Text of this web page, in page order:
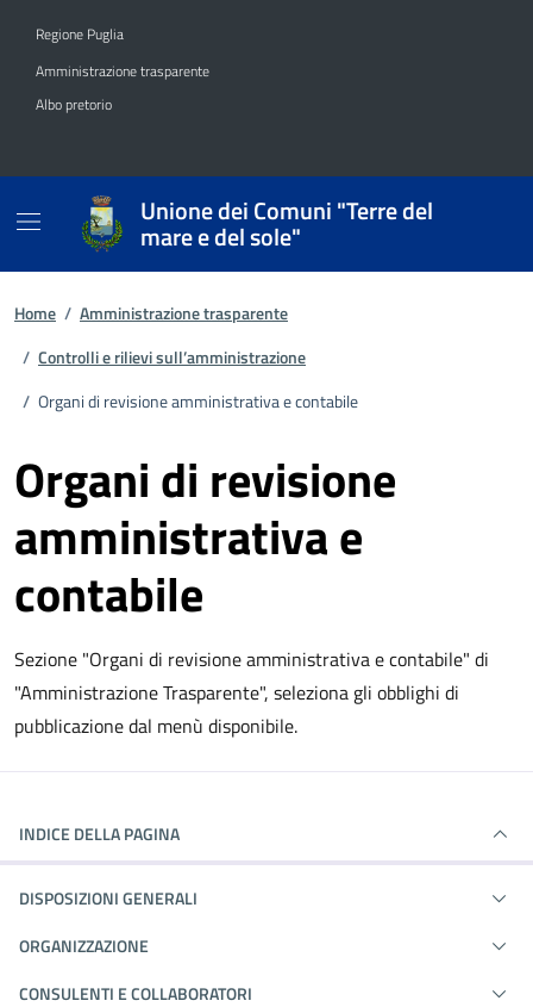
Regione Puglia
Amministrazione trasparente
Albo pretorio
Unione dei Comuni "Terre del
mare e del sole"
Home / Amministrazione trasparente
/ Controlli e rilievi sull’amministrazione
/ Organi di revisione amministrativa e contabile
Organi di revisione
amministrativa e
contabile
Sezione "Organi di revisione amministrativa e contabile" di
"Amministrazione Trasparente", seleziona gli obblighi di
pubblicazione dal menù disponibile.
INDICE DELLA PAGINA
DISPOSIZIONI GENERALI
ORGANIZZAZIONE
CONSULENTI E COLLABORATORI